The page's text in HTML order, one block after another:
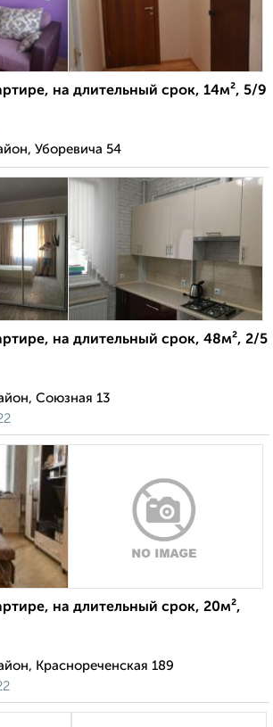
на длительный срок, 14м², 5/9
Уборевича 54
на длительный срок, 48м², 2/5
Союзная 13
на длительный срок, 20м²,
Краснореченская 189